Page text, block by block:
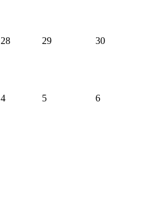
28 29 30
4 5 6